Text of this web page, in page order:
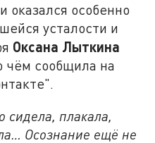
оказался особенно
усталости и
Оксана Лыткина
чём сообщила на
плакала,
Осознание ещё не